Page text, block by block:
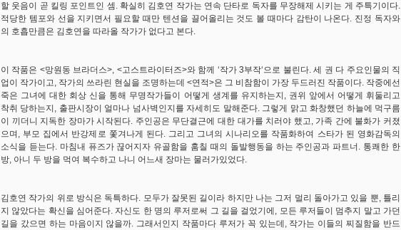
할 웃음이 곧 킬링 포인트인 셈. 확실히 김호연 작가는 연속 단타로 독자를 무장해제 시키는 게 주특기이다.
적당한 템포와 선을 지키면서 필요할 때만 텐션을 끌어올리는 것도 볼 때마다 감탄이 나온다. 진정 독자와
의 호흡만큼은 김호연을 따라올 작가가 없다고 본다.
이 작품은 <망원동 브라더스>, <고스트라이터즈>와 함께 ‘작가 3부작‘으로 불린다. 세 권 다 주요인물의 직
업이 작가이고, 작가의 쓰라린 현실을 조명하는데 <연적>은 그 비참함이 가장 두드러진 작품이다. 작중에선
죽은 그녀에 대한 회상 신을 통해 무명작가들이 어떻게 생계를 유지하는지, 권위 앞에서 어떻게 휘둘리고
착취 당하는지, 출판시장이 얼마나 넘사벽인지를 자세히도 말해준다. 그렇게 맑고 화창했던 하늘에 먹구름
이 끼더니 지독한 장마가 시작된다. 주인공은 무단결근에 대한 대가를 치러야 했고, 가족 간에 불화가 커졌
으며, 부모 집에서 반강제로 쫓겨나게 된다. 그리고 그녀의 시나리오를 작품화하여 스타가 된 영화감독의
소식을 듣는다. 마침내 퓨즈가 끊어지자 유골함을 훔칠 때의 돌발행동을 하는 주인공과 파트너. 통쾌한 한
방, 아니 두 방을 먹여 복수하고 나니 어느새 장마는 물러가있었다.
김호연 작가의 위로 방식은 독특하다. 모두가 잘못된 길이라 하지만 나는 그저 멀리 돌아가고 있을 뿐, 틀리
지 않았다는 확신을 심어준다. 자신도 한 명의 루저로써 그 길을 걸었기에, 모든 루저들이 멈추지 말고 가던
길을 갔으면 하는 마음이지 않을까. 그래서인지 작품마다 루저가 꼭 있는데, 작가는 이들의 찌질함을 반드